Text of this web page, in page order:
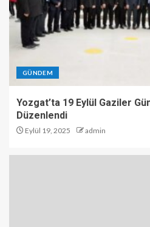
GÜNDEM
Yozgat’ta 19 Eylül Gaziler
Düzenlendi
Eylül 19, 2025 admin